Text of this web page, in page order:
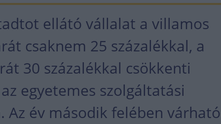
ellátó vállalat a villamos
csaknem 25 százalékkal, a
30 százalékkal csökkenti
egyetemes szolgáltatási
Az év második felében